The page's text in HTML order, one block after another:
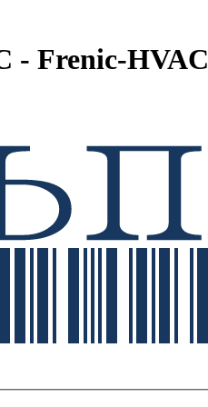
- Frenic-HVAC